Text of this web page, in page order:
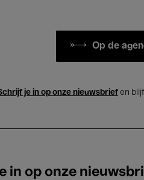
Op de
je in op onze nieuwsbriefen
in op onze